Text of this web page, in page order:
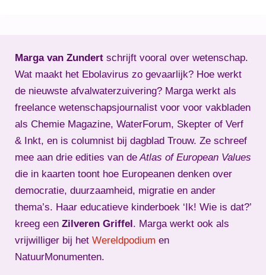
Marga van Zundert schrijft vooral over wetenschap.
Wat maakt het Ebolavirus zo gevaarlijk? Hoe werkt
de nieuwste afvalwaterzuivering? Marga werkt als
freelance wetenschapsjournalist voor voor vakbladen
als Chemie Magazine, WaterForum, Skepter of Verf
& Inkt, en is columnist bij dagblad Trouw. Ze schreef
mee aan drie edities van deAtlas of European Values
die in kaarten toont hoe Europeanen denken over
democratie, duurzaamheid, migratie en ander
thema’s. Haar educatieve kinderboek ‘Ik! Wie is dat?’
kreeg een Zilveren Griffel . Marga werkt ook als
vrijwilliger bij het Wereldpodium en
NatuurMonumenten.